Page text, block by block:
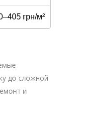
грн/м²
до сложной
и